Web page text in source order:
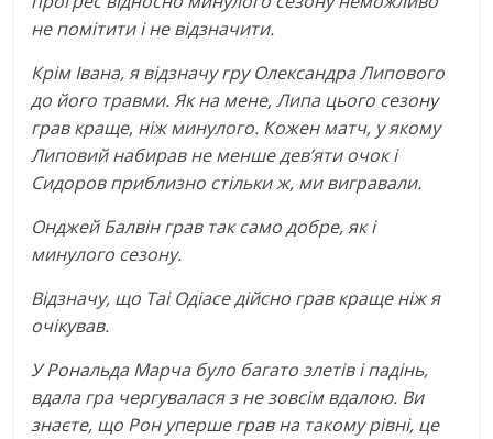
не помітити і не відзначити.
Крім Івана, я відзначу гру Олександра Липового
до його травми. Як на мене, Липа цього сезону
грав краще, ніж минулого. Кожен матч, у якому
Липовий набирав не менше дев’яти очок і
Сидоров приблизно стільки ж, ми вигравали.
Онджей Балвін грав так само добре, як і
минулого сезону.
Відзначу, що Таі Одіасе дійсно грав краще ніж я
очікував.
У Рональда Марча було багато злетів і падінь,
вдала гра чергувалася з не зовсім вдалою. Ви
знаєте, що Рон уперше грав на такому рівні, це